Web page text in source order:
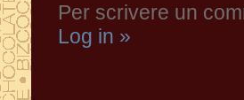
Per scrivere un
Log in »